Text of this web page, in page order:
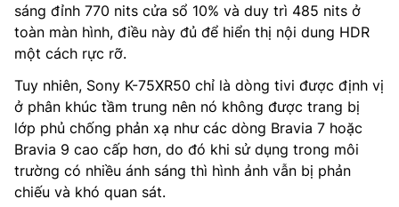
sáng đỉnh 770 nits cửa sổ 10% và duy trì 485 nits ở
toàn màn hình, điều này đủ để hiển thị nội dung HDR
một cách rực rỡ.
Tuy nhiên, Sony K-75XR50 chỉ là dòng tivi được định vị
ở phân khúc tầm trung nên nó không được trang bị
lớp phủ chống phản xạ như các dòng Bravia 7 hoặc
Bravia 9 cao cấp hơn, do đó khi sử dụng trong môi
trường có nhiều ánh sáng thì hình ảnh vẫn bị phản
chiếu và khó quan sát.